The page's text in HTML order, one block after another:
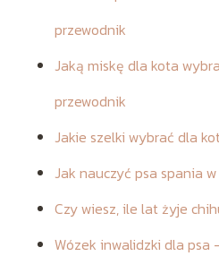
przewodnik
Jaką miskę dla kota
przewodnik
Jakie szelki wybrać dla
Jak nauczyć psa spania
Czy wiesz, ile lat żyje
Wózek inwalidzki dla psa